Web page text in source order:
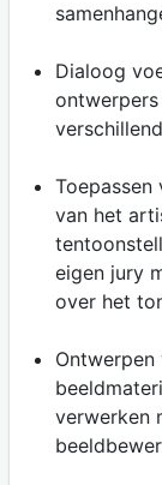
Dialoog
van het
eigen jury
over het
verwerken